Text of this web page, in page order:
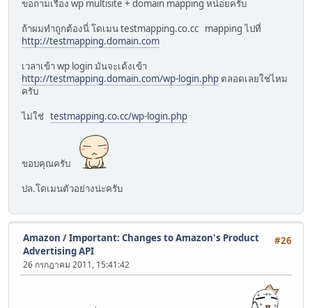
ขอถามเรื่อง wp multisite + domain mapping หน่อยครับ
ถ้าผมทำถูกต้องนี่ โดเมน testmapping.co.cc mapping ไปที่
http://testmapping.domain.com
เวลาเข้า wp login มันจะเด้งเข้า
http://testmapping.domain.com/wp-login.php ตลอดเลยใช่ไหม
ครับ
ไม่ใช่ testmapping.co.cc/wp-login.php
ขอบคุณครับ
ปล.โดเมนตัวอย่างน่ะครับ
#26
Amazon /Important: Changes to Amazon's Product
26 กรกฎาคม 2011, 15:41:42